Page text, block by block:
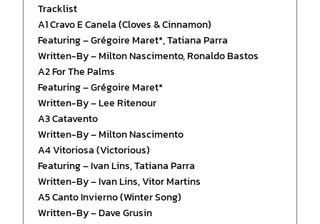
Tracklist
A1 Cravo E Canela (Cloves & Cinnamon)
Featuring – Grégoire Maret*, Tatiana Parra
Written-By – Milton Nascimento, Ronaldo Bastos
A2 For The Palms
Featuring – Grégoire Maret*
Written-By – Lee Ritenour
A3 Catavento
Written-By – Milton Nascimento
A4 Vitoriosa (Victorious)
Featuring – Ivan Lins, Tatiana Parra
Written-By – Ivan Lins, Vitor Martins
A5 Canto Invierno (Winter Song)
Written-By – Dave Grusin